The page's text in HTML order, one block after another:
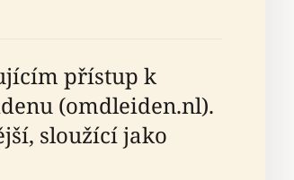
přístup k
(omdleiden.nl).
sloužící jako